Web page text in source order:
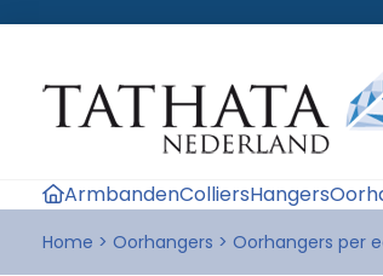
ArmbandenColliersHangers
Home > Oorhangers > Oorhangers per